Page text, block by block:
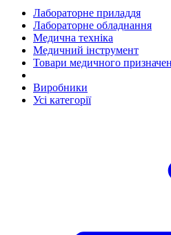
Лабораторне приладдя
Лабораторне обладнання
Медична техніка
Медичний інструмент
Товари медичного
Виробники
Усі категорії